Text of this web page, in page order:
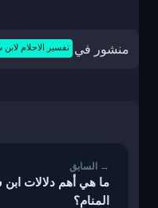
منشور في تفسير الاحلام لابن
ما هي أهم دلالات
المنام؟